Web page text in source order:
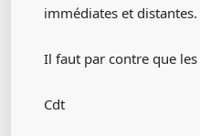
immédiates et distantes.
Il faut par contre que
Cdt